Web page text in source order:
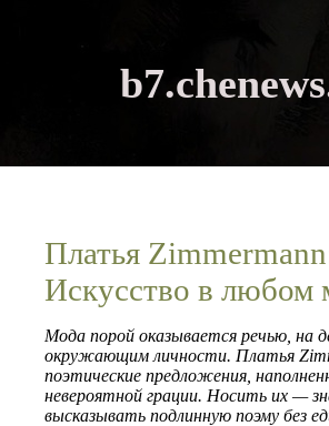
Платья
Искусство в любом
Мода порой оказывается речью, на
окружающим личности. Платья
поэтические предложения,
невероятной грации. Носить их —
высказывать подлинную поэму без